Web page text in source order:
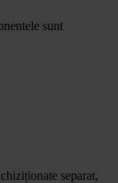
sunt
separat,